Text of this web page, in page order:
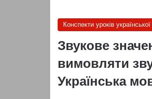
Конспекти уроків
Звукове
вимовляти
Українська